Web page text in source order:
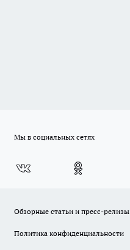
Мы в социальных сетях
Обзорные статьи и пресс-релизы
Политика конфиденциальности